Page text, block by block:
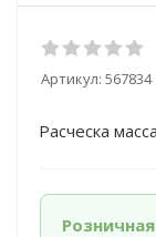
Артикул: 567834
Расческа